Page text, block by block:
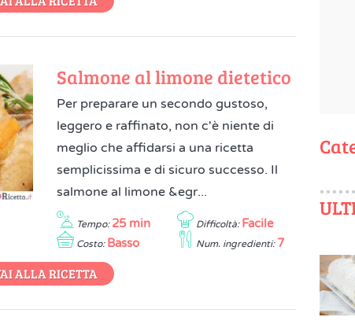
Salmone al limone dietetico
Per preparare un secondo gustoso,
leggero e raffinato, non c'è niente di
meglio che affidarsi a una ricetta
semplicissima e di sicuro successo. Il
salmone al limone &egr...
Tempo: 25 min Difficoltà: Facile
Costo: Basso Num. ingredienti: 7
ALLA RICETTA